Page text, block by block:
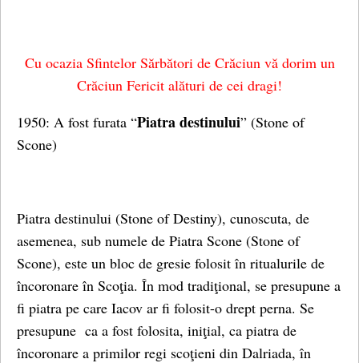
Cu ocazia Sfintelor Sărbători de Crăciun vă dorim un
Crăciun Fericit alături de cei dragi!
1950: A fost furata “Piatra destinului” (Stone of
Scone)
Piatra destinului (Stone of Destiny), cunoscuta, de
asemenea, sub numele de Piatra Scone (Stone of
Scone), este un bloc de gresie folosit în ritualurile de
încoronare în Scoţia. În mod tradiţional, se presupune a
fi piatra pe care Iacov ar fi folosit-o drept perna. Se
presupune ca a fost folosita, iniţial, ca piatra de
încoronare a primilor regi scoţieni din Dalriada, în